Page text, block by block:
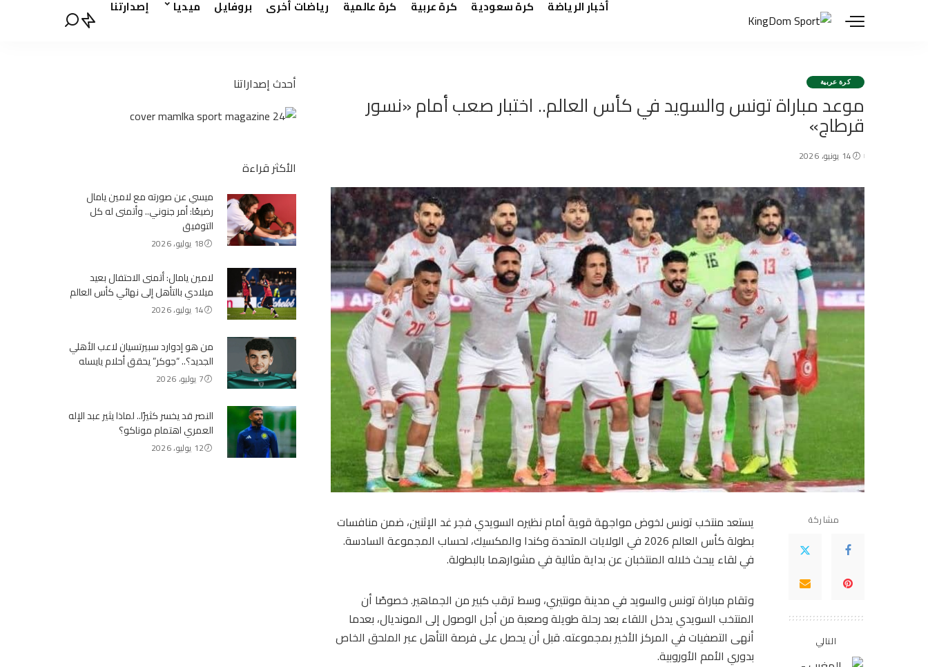
أخبار الرياضة كرة سعودية كرة عربية كرة عالمية رياضات أخرى بروفايل ميديا إصدارتنا
كرة عربية
موعد مباراة تونس والسويد في كأس العالم.. اختبار صعب أمام «نسور
قرطاج»
14 يونيو، 2026
مشاركة
التالي
يستعد منتخب تونس لخوض مواجهة قوية أمام نظيره السويدي فجر غد الإثنين، ضمن منافسات
بطولة كأس العالم 2026 في الولايات المتحدة وكندا والمكسيك، لحساب المجموعة السادسة.
في لقاء يبحث خلاله المنتخبان عن بداية مثالية في مشوارهما بالبطولة.
وتقام مباراة تونس والسويد في مدينة مونتيري، وسط ترقب كبير من الجماهير. خصوصًا أن
المنتخب السويدي يدخل اللقاء بعد رحلة طويلة وصعبة من أجل الوصول إلى المونديال، بعدما
أنهى التصفيات في المركز الأخير بمجموعته. قبل أن يحصل على فرصة التأهل عبر الملحق الخاص
بدوري الأمم الأوروبية.
أحدث إصداراتنا
الأكثر قراءة
ميسي عن صورته مع لامين يامال
رضيعًا: أمر جنوني.. وأتمنى له كل
التوفيق
18 يوليو، 2026
لامين يامال: أتمنى الاحتفال بعيد
ميلادي بالتأهل إلى نهائي كأس العالم
14 يوليو، 2026
من هو إدوارد سبيرتسيان لاعب الأهلي
الجديد؟.. “جوكر” يحقق أحلام يايسله
7 يوليو، 2026
النصر قد يخسر كثيرًا.. لماذا يثير عبد الإله
العمري اهتمام موناكو؟
12 يوليو، 2026